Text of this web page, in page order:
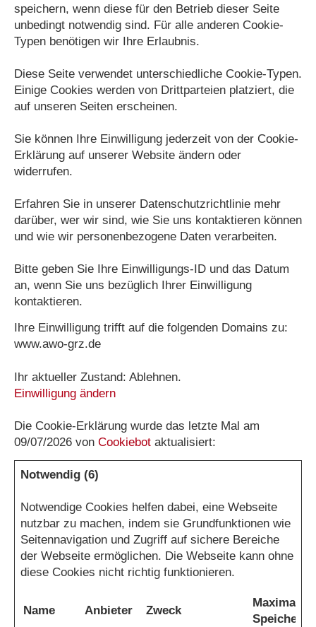
speichern, wenn diese für den Betrieb dieser Seite
unbedingt notwendig sind. Für alle anderen Cookie-
Typen benötigen wir Ihre Erlaubnis.
Diese Seite verwendet unterschiedliche Cookie-Typen.
Einige Cookies werden von Drittparteien platziert, die
auf unseren Seiten erscheinen.
Sie können Ihre Einwilligung jederzeit von der Cookie-
Erklärung auf unserer Website ändern oder
widerrufen.
Erfahren Sie in unserer Datenschutzrichtlinie mehr
darüber, wer wir sind, wie Sie uns kontaktieren können
und wie wir personenbezogene Daten verarbeiten.
Bitte geben Sie Ihre Einwilligungs-ID und das Datum
an, wenn Sie uns bezüglich Ihrer Einwilligung
kontaktieren.
Ihre Einwilligung trifft auf die folgenden Domains zu:
www.awo-grz.de
Ihr aktueller Zustand: Ablehnen.
Einwilligung ändern
Die Cookie-Erklärung wurde das letzte Mal am
09/07/2026 von Cookiebot aktualisiert:
Notwendig (6)
Notwendige Cookies helfen dabei, eine Webseite
nutzbar zu machen, indem sie Grundfunktionen wie
Seitennavigation und Zugriff auf sichere Bereiche
der Webseite ermöglichen. Die Webseite kann ohne
diese Cookies nicht richtig funktionieren.
Name Anbieter Zweck
Maximale